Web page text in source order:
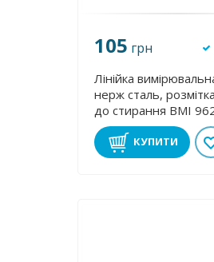
105 грн
Лінійка
нерж cталь, розмітка
до стирання BMI
КУПИТИ